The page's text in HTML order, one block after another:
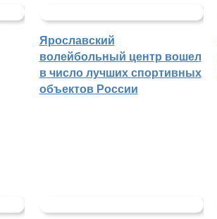
Ярославский
волейбольный центр вошел
в число лучших спортивных
объектов России